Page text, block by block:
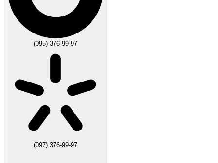
(095) 376-99-97
(097) 376-99-97